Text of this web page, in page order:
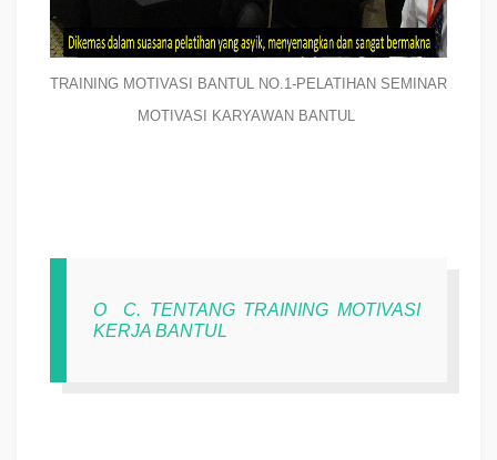
TRAINING MOTIVASI BANTUL NO.1-PELATIHAN SEMINAR
MOTIVASI KARYAWAN BANTUL
O
C. TENTANG TRAINING MOTIVASI
KERJA BANTUL